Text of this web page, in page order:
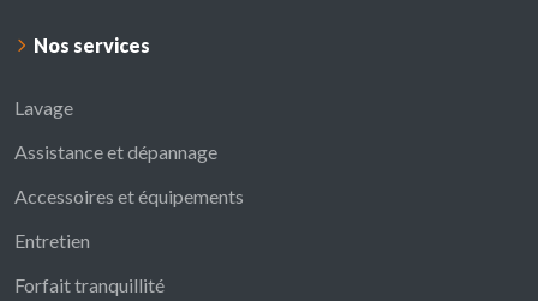
Nos services
Lavage
Assistance et dépannage
Accessoires et équipements
Entretien
Forfait tranquillité